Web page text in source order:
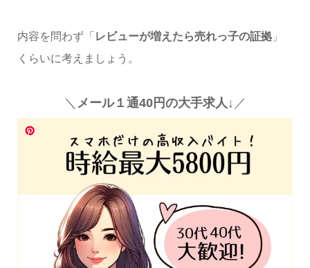
内容を問わず「 レビューが増えたら売れっ子の証拠」
くらいに考えましょう。
＼ メール１通40円の大手求人↓ ／